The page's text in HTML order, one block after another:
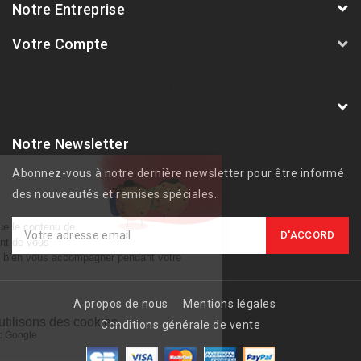
Notre Entreprise
Votre Compte
Notre Newsletter
Abonnez-vous à notre dernière newsletter pour être informé
des nouveautés et remises spéciales.
A propos de nous
Mentions légales
Conditions générale de vente